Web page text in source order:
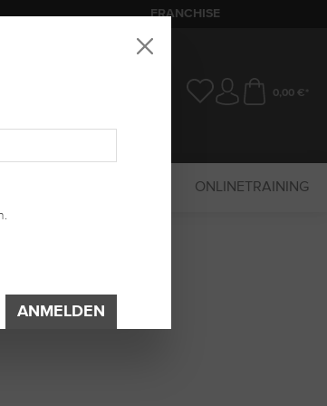
FRANCHISE
0,00 €*
ONLINETRAINING
ANMELDEN